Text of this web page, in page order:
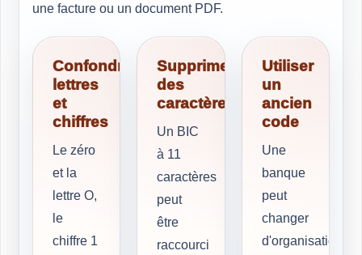
une facture ou un document PDF.
Confondre
lettres
et
chiffres
Le zéro
et la
lettre O,
le
chiffre 1
Supprimer
des
caractères
Un BIC
à 11
caractères
peut
être
raccourci
Utiliser
un
ancien
code
Une
banque
peut
changer
d'organisation,